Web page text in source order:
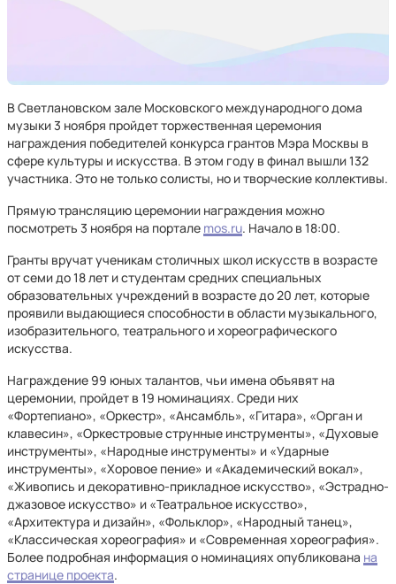
В Светлановском зале Московского международного дома
музыки 3 ноября пройдет торжественная церемония
награждения победителей конкурса грантов Мэра Москвы в
сфере культуры и искусства. В этом году в финал вышли 132
участника. Это не только солисты, но и творческие коллективы.
Прямую трансляцию церемонии награждения можно
посмотреть 3 ноября на портале mos.ru. Начало в 18:00.
Гранты вручат ученикам столичных школ искусств в возрасте
от семи до 18 лет и студентам средних специальных
образовательных учреждений в возрасте до 20 лет, которые
проявили выдающиеся способности в области музыкального,
изобразительного, театрального и хореографического
искусства.
Награждение 99 юных талантов, чьи имена объявят на
церемонии, пройдет в 19 номинациях. Среди них
«Фортепиано», «Оркестр», «Ансамбль», «Гитара», «Орган и
клавесин», «Оркестровые струнные инструменты», «Духовые
инструменты», «Народные инструменты» и «Ударные
инструменты», «Хоровое пение» и «Академический вокал»,
«Живопись и декоративно-прикладное искусство», «Эстрадно-
джазовое искусство» и «Театральное искусство»,
«Архитектура и дизайн», «Фольклор», «Народный танец»,
«Классическая хореография» и «Современная хореография».
Более подробная информация о номинациях опубликована на
странице проекта.